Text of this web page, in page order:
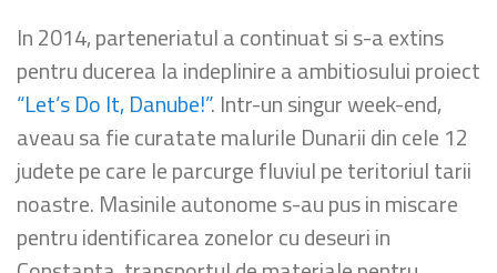
In 2014, parteneriatul a continuat si s-a extins
pentru ducerea la indeplinire a ambitiosului proiect
“Let’s Do It, Danube!”. Intr-un singur week-end,
aveau sa fie curatate malurile Dunarii din cele 12
judete pe care le parcurge fluviul pe teritoriul tarii
noastre. Masinile autonome s-au pus in miscare
pentru identificarea zonelor cu deseuri in